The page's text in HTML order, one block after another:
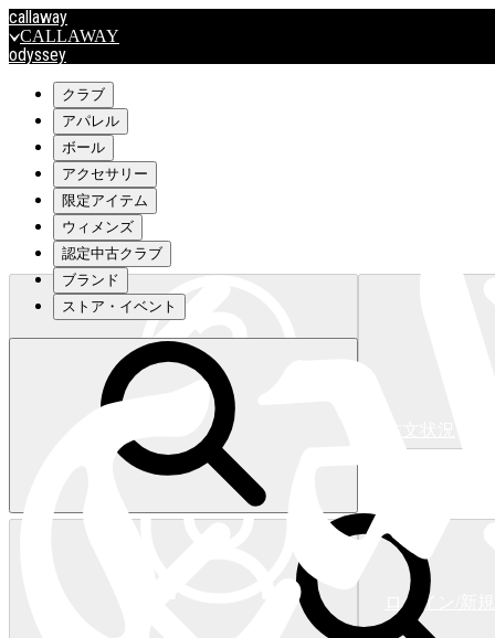
callaway
CALLAWAY
odyssey
travismathew
outlet
OUTLET
キャロウェイアパレルはこちら>>>
キャロウェイアパレルはこちら>>>
ログイン/新
クラブ
アパレル
ボール
アクセサリー
限定アイテム
ウィメンズ
認定中古クラブ
ブランド
ストア・イベント